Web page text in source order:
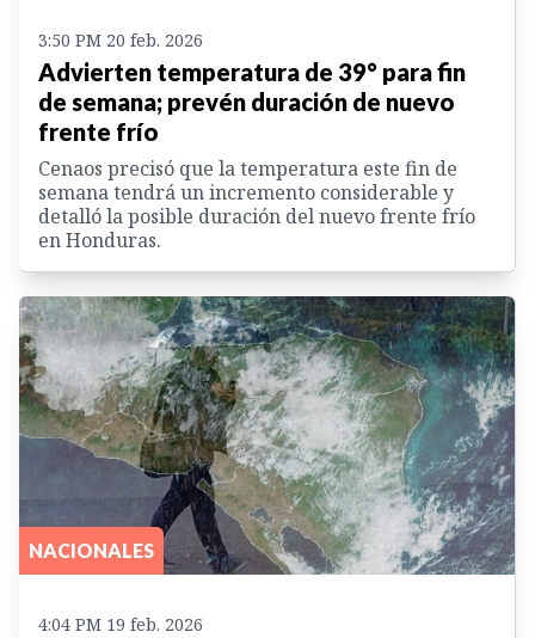
3:50 PM 20 feb. 2026
Advierten temperatura de 39° para fin
de semana; prevén duración de nuevo
frente frío
Cenaos precisó que la temperatura este fin de
semana tendrá un incremento considerable y
detalló la posible duración del nuevo frente frío
en Honduras.
NACIONALES
4:04 PM 19 feb. 2026